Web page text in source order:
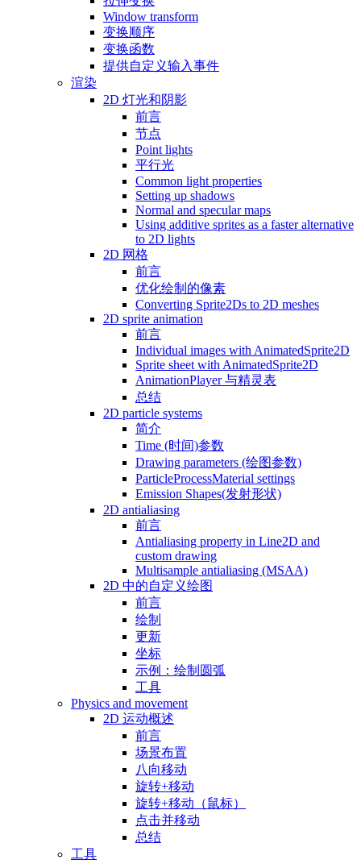
Window transform
变换顺序
变换函数
提供自定义输入事件
渲染
2D 灯光和阴影
前言
节点
Point lights
平行光
Common light properties
Setting up shadows
Normal and specular maps
Using additive sprites as a faster alternative
to 2D lights
2D 网格
前言
优化绘制的像素
Converting Sprite2Ds to 2D meshes
2D sprite animation
前言
Individual images with AnimatedSprite2D
Sprite sheet with AnimatedSprite2D
AnimationPlayer 与精灵表
总结
2D particle systems
简介
Time (时间)参数
Drawing parameters (绘图参数)
ParticleProcessMaterial settings
Emission Shapes(发射形状)
2D antialiasing
前言
Antialiasing property in Line2D and
custom drawing
Multisample antialiasing (MSAA)
2D 中的自定义绘图
前言
绘制
更新
坐标
示例：绘制圆弧
工具
Physics and movement
2D 运动概述
前言
场景布置
八向移动
旋转+移动
旋转+移动（鼠标）
点击并移动
总结
工具